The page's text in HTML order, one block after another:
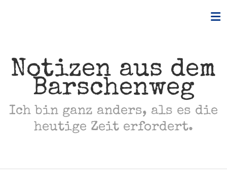
Notizen aus dem
Barschenweg
Ich bin ganz anders, als es die
heutige Zeit erfordert.